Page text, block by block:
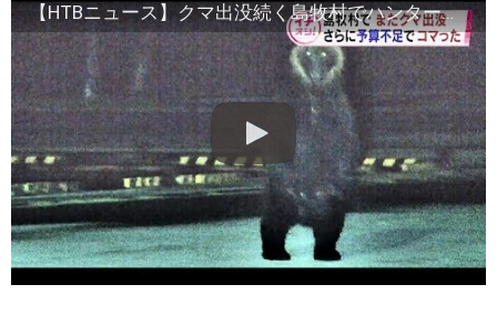
【HTBニュース】クマ出没続く島牧村でハンター出動できない事態に